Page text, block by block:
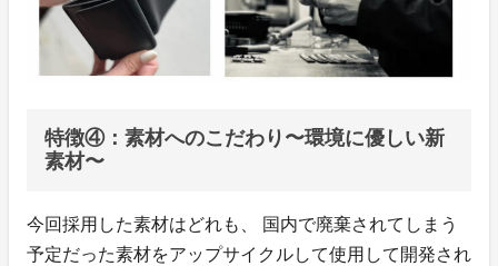
特徴④：素材へのこだわり〜環境に優しい新
素材〜
今回採用した素材はどれも、 国内で廃棄されてしまう
予定だった素材をアップサイクルして使用して開発され